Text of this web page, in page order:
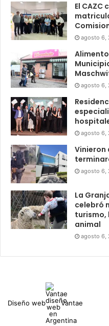
El
agosto 6,
agosto 6,
agosto 6,
Vinieron
agosto 6,
La
celebró
turismo,
animal
agosto 6,
Diseño web Vantae